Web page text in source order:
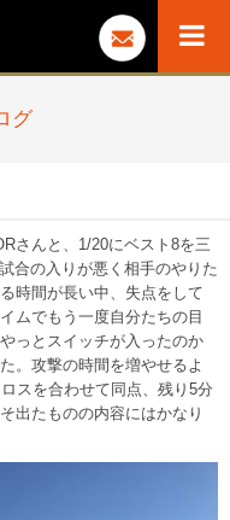
グ
さんと、1/20にベスト8を三
合の入りが悪く相手のやりた
時間が長い中、失点をして
ムでもう一度自分たちの目
っとスイッチが入ったのか
。攻撃の時間を増やせるよ
スを合わせて同点、残り5分
出たものの内容にはかなり